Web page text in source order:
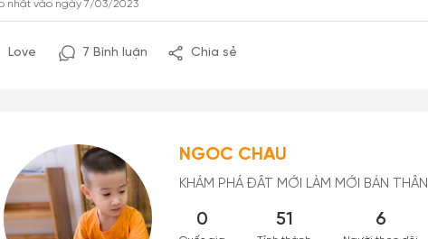
nhật vào ngày 7/03/2023
Love 7 Bình luận Chia sẻ
NGOC CHAU
KHÁM PHÁ ĐẤT MỚI LÀM MỚI BẢN THÂN
0 51 6